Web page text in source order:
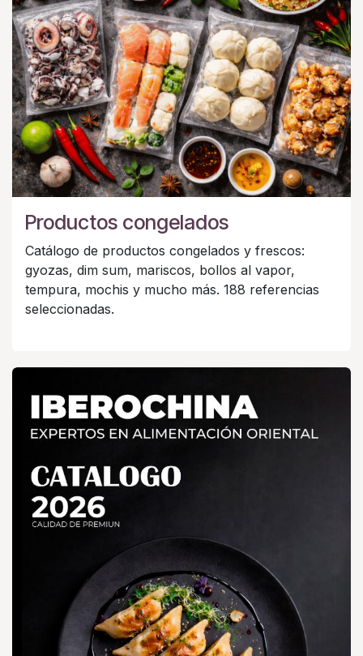
Productos congelados
Catálogo de productos congelados y frescos:
gyozas, dim sum, mariscos, bollos al vapor,
tempura, mochis y mucho más. 188 referencias
seleccionadas.